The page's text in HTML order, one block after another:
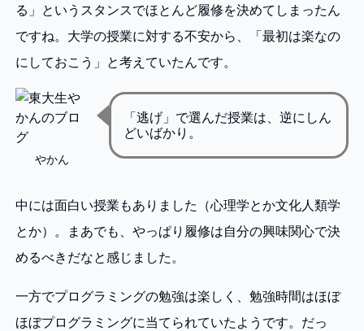
る」というスタンスでほとんど履修を決めてしまったん
ですね。大学の授業に対する不安から、「最初は楽なの
にしておこう」と考えていたんです。
やかん
「逃げ」で選んだ授業は、逆にしん
どいばかり。
中には面白い授業もありました（心理学とか文化人類学
とか）。まあでも、やっぱり履修は自分の興味関心で決
めるべきだなと感じました。
一方でプログラミングの勉強は楽しく、勉強時間はほぼ
ほぼプログラミングに当てられていたようです。だっ